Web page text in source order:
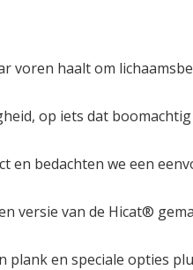
haalt om
op iets dat
bedachten we een
versie van de Hicat®
en speciale opties